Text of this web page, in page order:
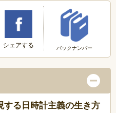
シェアする バックナンバー
する日時計主義の生き方